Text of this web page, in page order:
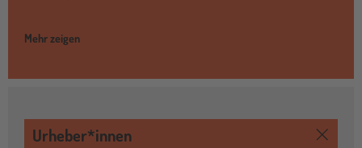
Mehr zeigen
Urheber*innen